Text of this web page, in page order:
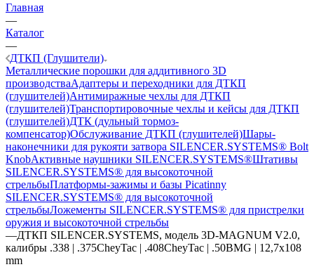
Главная
—
Каталог
—
ДТКП (Глушители)
Металлические порошки для аддитивного 3D
производстваАдаптеры и переходники для ДТКП
(глушителей)Антимиражные чехлы для ДТКП
(глушителей)Транспортировочные чехлы и кейсы для ДТКП
(глушителей)ДТК (дульный тормоз-
компенсатор)Обслуживание ДТКП (глушителей)Шары-
наконечники для рукояти затвора SILENCER.SYSTEMS® Bolt
KnobАктивные наушники SILENCER.SYSTEMS®Штативы
SILENCER.SYSTEMS® для высокоточной
стрельбыПлатформы-зажимы и базы Picatinny
SILENCER.SYSTEMS® для высокоточной
стрельбыЛожементы SILENCER.SYSTEMS® для пристрелки
оружия и высокоточной стрельбы
—ДТКП SILENCER.SYSTEMS, модель 3D-MAGNUM V2.0,
калибры .338 | .375CheyTac | .408CheyTac | .50BMG | 12,7x108
mm